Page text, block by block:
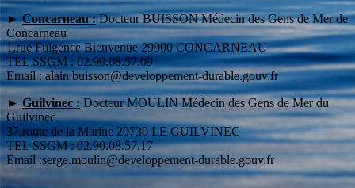
►Concarneau :Docteur BUISSON Médecin des Gens de Mer de
Concarneau
1,rue Fulgence Bienvenüe 29900 CONCARNEAU
TEL SSGM : 02.90.08.57.09
Email : alain.buisson@developpement-durable.gouv.fr
►Guilvinec : Docteur MOULIN Médecin des Gens de Mer du
Guilvinec
37,route de la Marine 29730 LE GUILVINEC
TEL SSGM : 02.90.08.57.17
Email :serge.moulin@developpement-durable.gouv.fr